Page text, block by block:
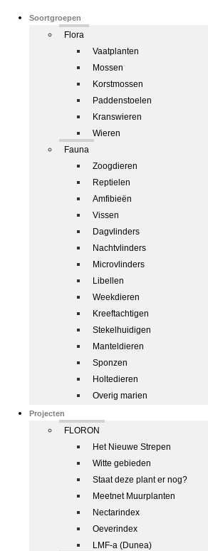
Soortgroepen
Flora
Vaatplanten
Mossen
Korstmossen
Paddenstoelen
Kranswieren
Wieren
Fauna
Zoogdieren
Reptielen
Amfibieën
Vissen
Dagvlinders
Nachtvlinders
Microvlinders
Libellen
Weekdieren
Kreeftachtigen
Stekelhuidigen
Manteldieren
Sponzen
Holtedieren
Overig marien
Projecten
FLORON
Het Nieuwe Strepen
Witte gebieden
Staat deze plant er nog?
Meetnet Muurplanten
Nectarindex
Oeverindex
LMF-a (Dunea)